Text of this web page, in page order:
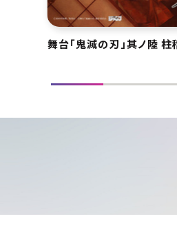
舞台「鬼滅の刃」其ノ陸